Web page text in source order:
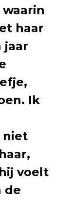
haar
jaar
Ik
niet
voelt
de